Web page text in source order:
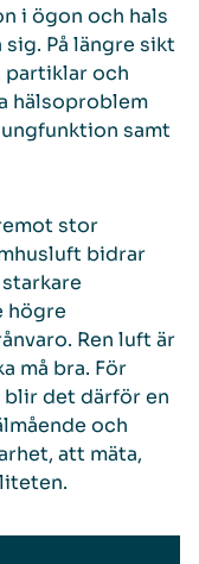
i ögon och hals
På längre sikt
partiklar och
hälsoproblem
samt
stor
bidrar
högre
Ren luft är
må bra. För
det därför en
och
att mäta,